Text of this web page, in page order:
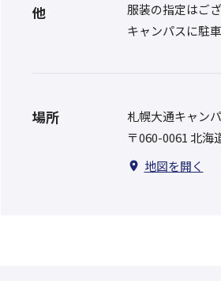
他
服装の指定はご
キャンパスに駐
場所
札幌大通キャン
〒060-0061 北海
地図を開く